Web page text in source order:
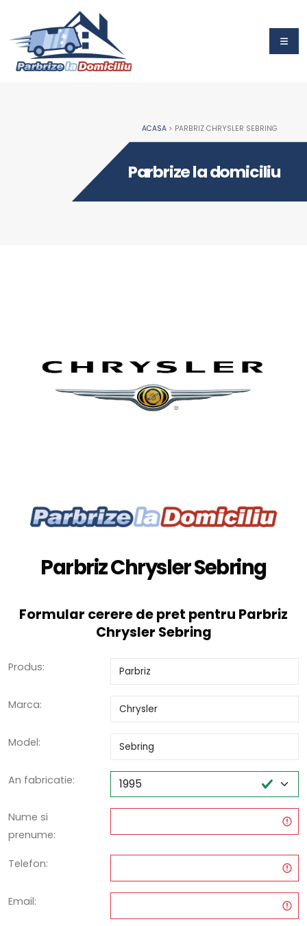
ACASA> PARBRIZ CHRYSLER SEBRING
Parbrize la domiciliu
Parbriz Chrysler Sebring
Formular cerere de pret pentru Parbriz
Chrysler Sebring
Produs:
Marca:
Model:
An fabricatie:
Nume si
prenume:
Telefon:
Email: